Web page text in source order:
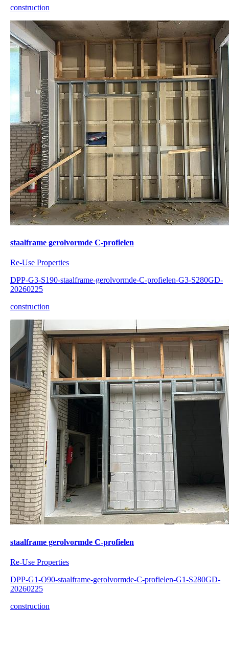
construction
staalframe gerolvormde C-profielen
Re-Use Properties
DPP-G3-S190-staalframe-gerolvormde-C-profielen-G3-S280GD-
20260225
construction
staalframe gerolvormde C-profielen
Re-Use Properties
DPP-G1-O90-staalframe-gerolvormde-C-profielen-G1-S280GD-
20260225
construction